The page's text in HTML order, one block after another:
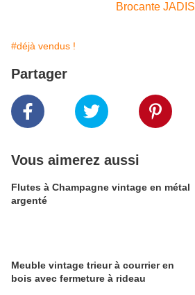
Brocante JADIS
#déjà vendus !
Partager
Vous aimerez aussi
Flutes à Champagne vintage en métal
argenté
Meuble vintage trieur à courrier en
bois avec fermeture à rideau